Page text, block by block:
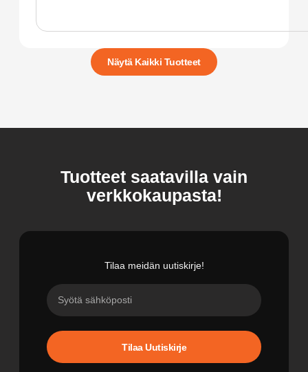
Näytä Kaikki Tuotteet
Tuotteet saatavilla vain
verkkokaupasta!
Tilaa meidän uutiskirje!
Tilaa Uutiskirje